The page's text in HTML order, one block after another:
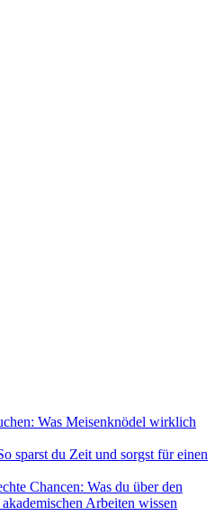
Was Meisenknödel wirklich
sparst du Zeit und sorgst für einen
Chancen: Was du über den
Arbeiten wissen